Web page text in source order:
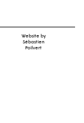
Website by
Sébastien
Poilvert